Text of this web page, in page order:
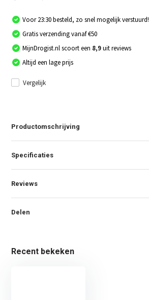
Voor 23:30 besteld, zo snel mogelijk verstuurd!
Gratis verzending vanaf €50
MijnDrogist.nl scoort een 8,9uit reviews
Altijd een lage prijs
Vergelijk
Productomschrijving
Specificaties
Reviews
Delen
Recent bekeken